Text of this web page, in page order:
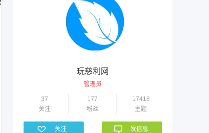
玩慈利网
管理员
37
关注
177
粉丝
17418
主题
关注 发信息